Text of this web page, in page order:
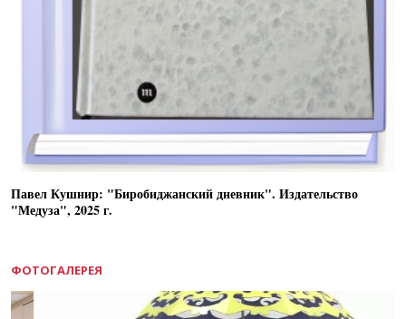
Павел Кушнир: "Биробиджанский дневник". Издательство
"Медуза", 2025 г.
ФОТОГАЛЕРЕЯ